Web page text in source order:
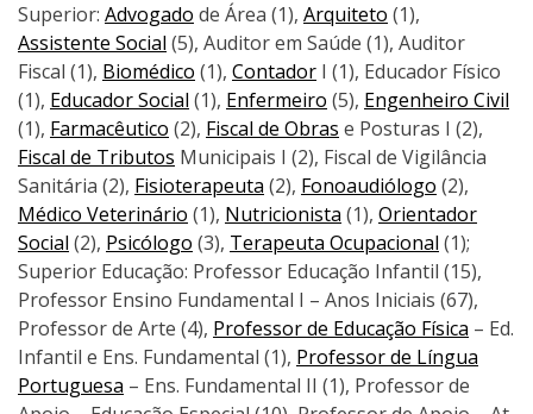
Superior: Advogado de Área (1), Arquiteto (1),
Assistente Social (5), Auditor em Saúde (1), Auditor
Fiscal (1), Biomédico (1), Contador I (1), Educador Físico
(1), Educador Social (1), Enfermeiro (5), Engenheiro Civil
(1), Farmacêutico (2), Fiscal de Obras e Posturas I (2),
Fiscal de Tributos Municipais I (2), Fiscal de Vigilância
Sanitária (2), Fisioterapeuta (2), Fonoaudiólogo (2),
Médico Veterinário (1), Nutricionista (1), Orientador
Social (2), Psicólogo (3), Terapeuta Ocupacional (1);
Superior Educação: Professor Educação Infantil (15),
Professor Ensino Fundamental I – Anos Iniciais (67),
Professor de Arte (4), Professor de Educação Física – Ed.
Infantil e Ens. Fundamental (1), Professor de Língua
Portuguesa – Ens. Fundamental II (1), Professor de